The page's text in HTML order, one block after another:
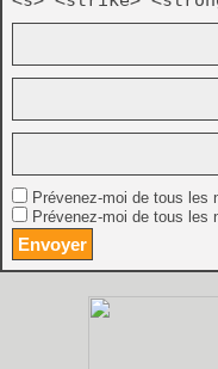
Prévenez-moi de tous les
Prévenez-moi de tous les